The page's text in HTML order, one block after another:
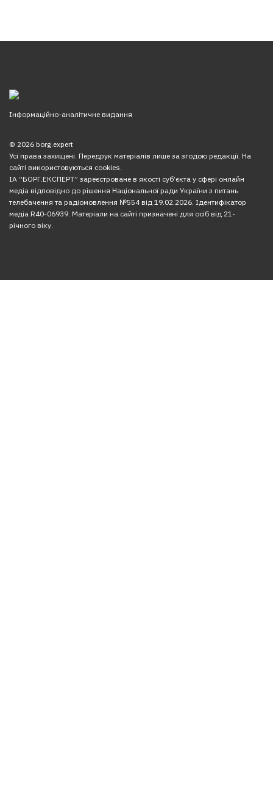
Інформаційно-аналітичне видання
© 2026 borg.expert
Усі права захищені. Передрук матеріалів лише за згодою редакції. На
сайті використовуються cookies.
ІА “БОРГ.ЕКСПЕРТ” зареєстроване в якості суб’єкта у сфері онлайн
медіа відповідно до рішення Національної ради України з питань
телебачення та радіомовлення №554 від 19.02.2026. Ідентифікатор
медіа R40-06939. Матеріали на сайті призначені для осіб від 21-
річного віку.